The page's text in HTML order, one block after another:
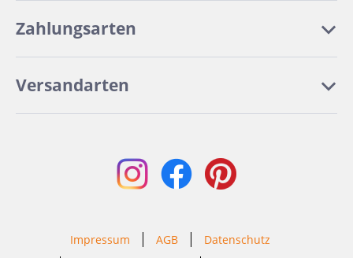
Zahlungsarten
Versandarten
Impressum AGB
Datenschutz